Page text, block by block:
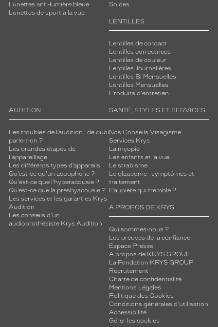
Lunettes anti-lumière bleue
Lunettes de sport à la vue
Soldes
LENTILLES
Lentilles de contact
Lentilles correctrices
Lentilles de couleur
Lentilles Journalières
Lentilles Bi Mensuelles
Lentilles Mensuelles
Produits d'entretien
AUDITION
Les troubles de l’audition : de quoi
parle-t-on ?
Les grandes étapes de
l'appareillage
Les différents types d’appareils
Qu’est-ce qu'un acouphène ?
Qu'est-ce que l'hyperacousie ?
Qu’est-ce que la presbyacousie ?
Les services et les garanties Krys
Audition
Les conseils d'un
audioprothésiste Krys Audition
SANTÉ, STYLES ET SERVICES
Nos Conseils Visagisme
Services Krys
La myopie
Les enfants et la vue
Le strabisme
Le glaucome : symptômes et
traitement
Paupière qui tremble ?
A PROPOS DE KRYS
Qui sommes-nous ?
Les preuves de la confiance
Espace Presse
A propos de KRYS GROUP
La Fondation KRYS GROUP
Recrutement
Charte de confidentialité
Mentions Légales
Politique des Cookies
Conditions générales d'utilisation
Accessibilité
Gérer les cookies